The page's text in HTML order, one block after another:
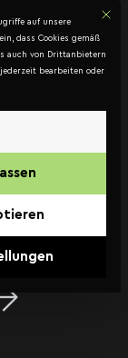
Mit
auf unsere
dass Cookies gemäß
auch von Drittanbietern
bearbeiten oder